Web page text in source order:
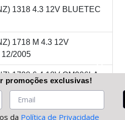
1318 4.3 12V BLUETEC
1718 M 4.3 12V
2005
1728 6.4 18V OM906LA
2423K 6.4 18V OM906LA
promoções exclusivas!
da Política de Privacidade